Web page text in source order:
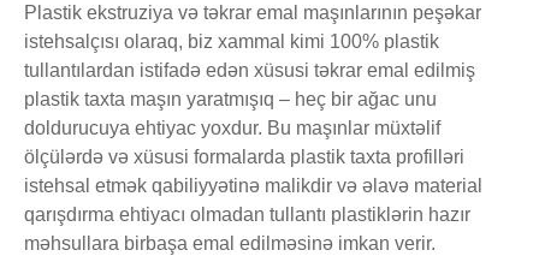
Plastik ekstruziya və təkrar emal maşınlarının peşəkar
istehsalçısı olaraq, biz xammal kimi 100% plastik
tullantılardan istifadə edən xüsusi təkrar emal edilmiş
plastik taxta maşın yaratmışıq – heç bir ağac unu
doldurucuya ehtiyac yoxdur. Bu maşınlar müxtəlif
ölçülərdə və xüsusi formalarda plastik taxta profilləri
istehsal etmək qabiliyyətinə malikdir və əlavə material
qarışdırma ehtiyacı olmadan tullantı plastiklərin hazır
məhsullara birbaşa emal edilməsinə imkan verir.